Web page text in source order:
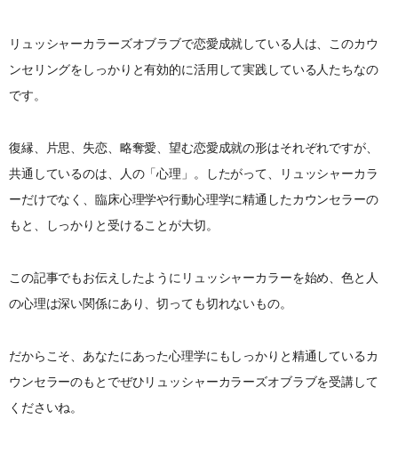
リュッシャーカラーズオブラブで恋愛成就している人は、このカウ
ンセリングをしっかりと有効的に活用して実践している人たちなの
です。
復縁、片思、失恋、略奪愛、望む恋愛成就の形はそれぞれですが、
共通しているのは、人の「心理」。したがって、リュッシャーカラ
ーだけでなく、臨床心理学や行動心理学に精通したカウンセラーの
もと、しっかりと受けることが大切。
この記事でもお伝えしたようにリュッシャーカラーを始め、色と人
の心理は深い関係にあり、切っても切れないもの。
だからこそ、あなたにあった心理学にもしっかりと精通しているカ
ウンセラーのもとでぜひリュッシャーカラーズオブラブを受講して
くださいね。